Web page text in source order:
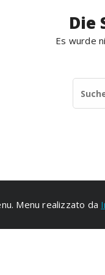
Die
Es wurde
Menu realizzato da